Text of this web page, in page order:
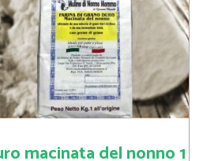
macinata del nonno 1